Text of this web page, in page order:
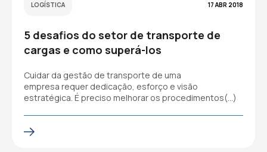
LOGÍSTICA 17 ABR 2018
5 desafios do setor de transporte de
cargas e como superá-los
Cuidar da gestão de transporte de uma
empresa requer dedicação, esforço e visão
estratégica. É preciso melhorar os procedimentos(…)